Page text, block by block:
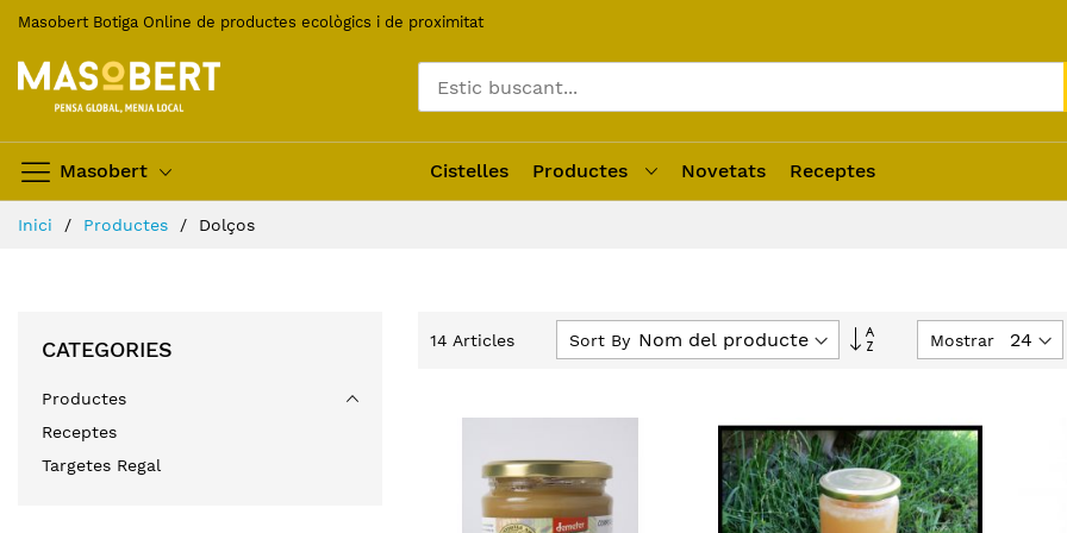
Skip
Content
Masobert Botiga Online de productes ecològics i de proximitat
Masobert Cistelles Productes Novetats Receptes
Inici Productes Dolços
14 Articles Sort By
Fixar
Mostrar
CATEGORIES
Productes
Receptes
Targetes Regal